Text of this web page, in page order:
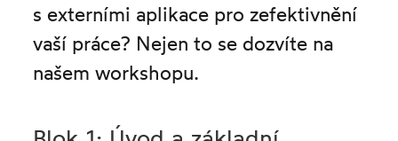
s externími aplikace pro zefektivnění
vaší práce? Nejen to se dozvíte na
našem workshopu.